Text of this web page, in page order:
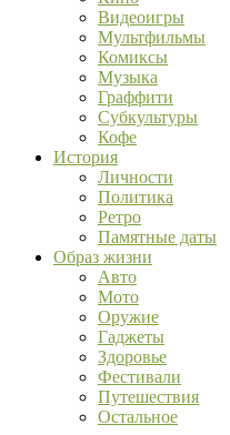
Видеоигры
Мультфильмы
Комиксы
Музыка
Граффити
Субкультуры
Кофе
История
Личности
Политика
Ретро
Памятные даты
Образ жизни
Авто
Мото
Оружие
Гаджеты
Здоровье
Фестивали
Путешествия
Остальное